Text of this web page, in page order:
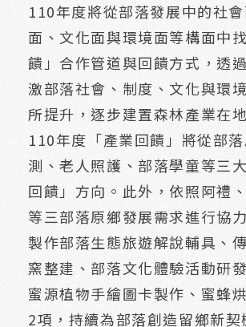
110年度將從部落發展中的社
面、文化面與環境面等構面中
饋」合作管道與回饋方式，透
激部落社會、制度、文化與環
所提升，逐步建置森林產業在
110年度「產業回饋」將從部
測、老人照護、部落學童等三
回饋」方向。此外，依照阿禮
等三部落原鄉發展需求進行協
製作部落生態旅遊解說輔具、
窯整建、部落文化體驗活動研
蜜源植物手繪圖卡製作、蜜蜂
2項，持續為部落創造留鄉新契